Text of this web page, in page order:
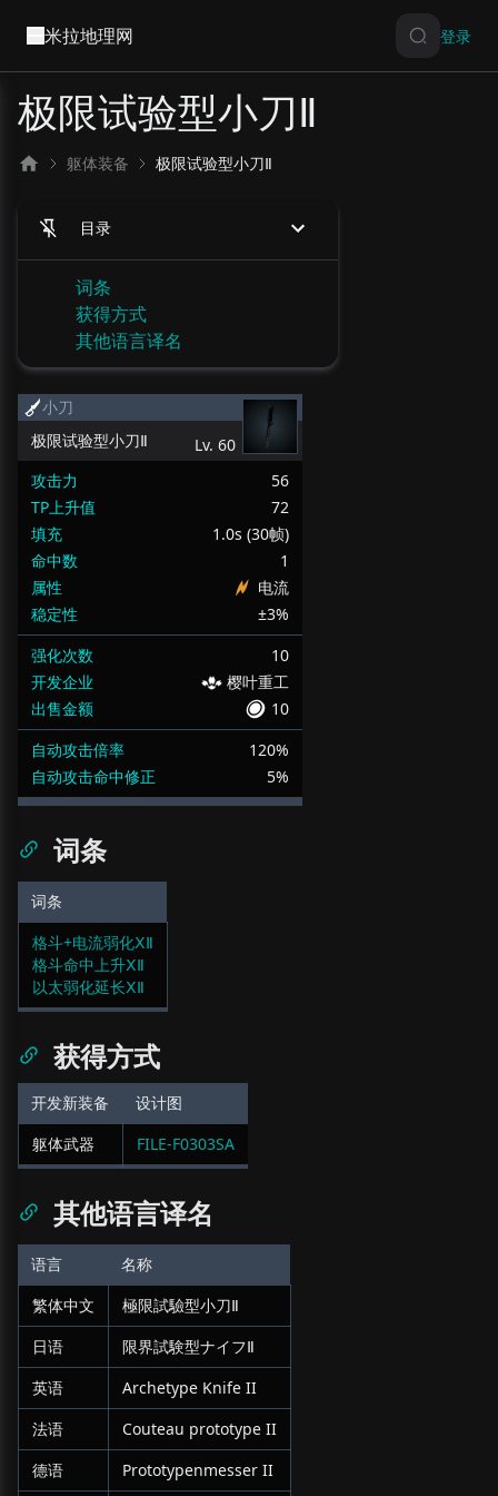
米拉地理网 登录
极限试验型小刀Ⅱ
躯体装备 极限试验型小刀Ⅱ
目录
词条
获得方式
其他语言译名
小刀
极限试验型小刀Ⅱ
Lv. 60
攻击力
56
TP上升值
72
填充
1.0s (30帧)
命中数
1
属性
电流
稳定性
±3%
强化次数
10
开发企业
樱叶重工
出售金额
10
自动攻击倍率
120%
自动攻击命中修正
5%
词条
词条
格斗+电流弱化ⅩⅡ
格斗命中上升ⅩⅡ
以太弱化延长ⅩⅡ
获得方式
开发新装备
设计图
躯体武器
FILE-F0303SA
其他语言译名
语言
名称
繁体中文
極限試驗型小刀Ⅱ
日语
限界試験型ナイフⅡ
英语
Archetype Knife II
法语
Couteau prototype II
德语
Prototypenmesser II